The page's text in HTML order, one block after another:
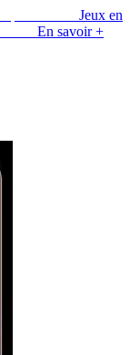
Jeux en
En savoir +